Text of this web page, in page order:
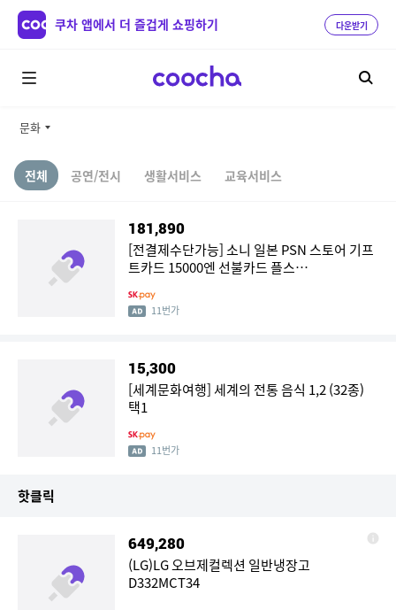
쿠차 앱에서 더 즐겁게 쇼핑하기 다운받기
문화
전체 공연/전시 생활서비스 교육서비스
181,890
[전결제수단가능] 소니 일본 PSN 스토어 기프
트카드 15000엔 선불카드 플스
11번가
15,300
[세계문화여행] 세계의 전통 음식 1,2 (32종)
택1
11번가
핫클릭
649,280
(LG)LG 오브제컬렉션 일반냉장고
D332MCT34